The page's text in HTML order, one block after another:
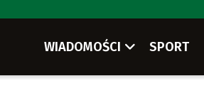
WIADOMOŚCI SPORT